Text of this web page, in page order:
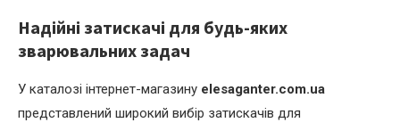
Надійні затискачі для будь-яких
зварювальних задач
У каталозі інтернет-магазину elesaganter.com.ua
представлений широкий вибір затискачів для